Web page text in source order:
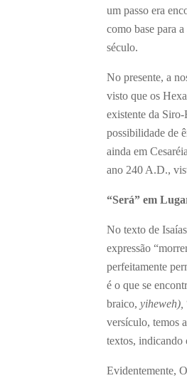
um passo era
como base para
século.
No presente, a
visto que os
existente da
possibilidade de
ainda em
ano 240 A.D.,
“Será” em
No texto de
expressão
perfeitamente
é o que se
braico, yiheweh),
versículo, temos
textos, indicando
Evidentemente,